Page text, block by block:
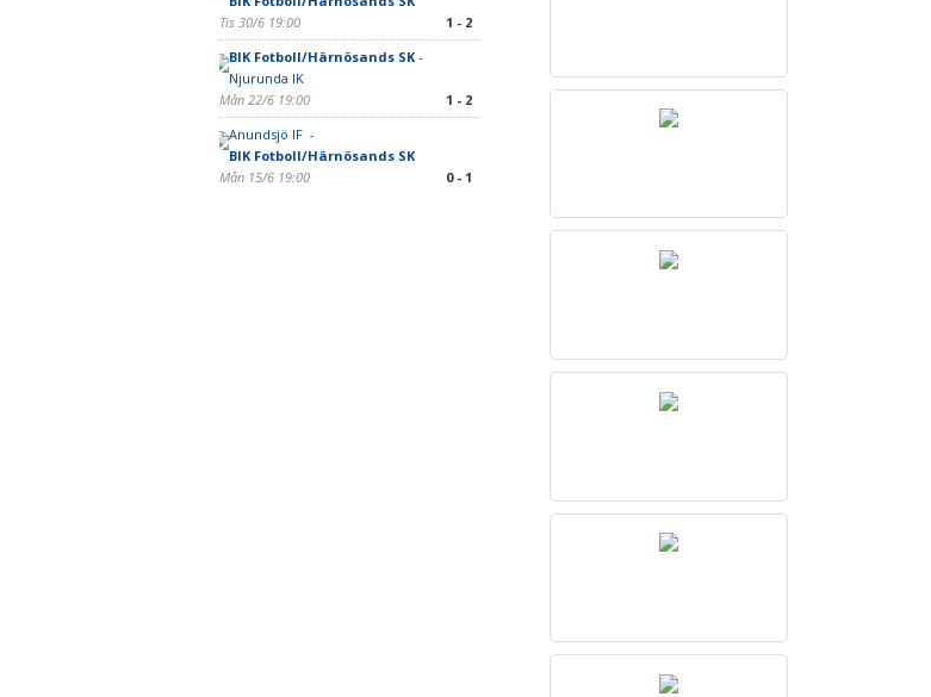
Tis 30/6 19:00
1 - 2
BIK Fotboll/Härnösands SK-
Njurunda IK
Mån 22/6 19:00
1 - 2
Anundsjö IF -
BIK Fotboll/Härnösands SK
Mån 15/6 19:00
0 - 1